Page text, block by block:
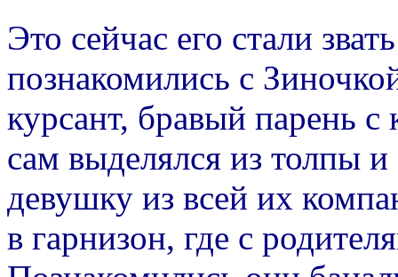
Это сейчас его стали
познакомились с
курсант, бравый парень
сам выделялся из толпы
девушку из всей их
в гарнизон, где с